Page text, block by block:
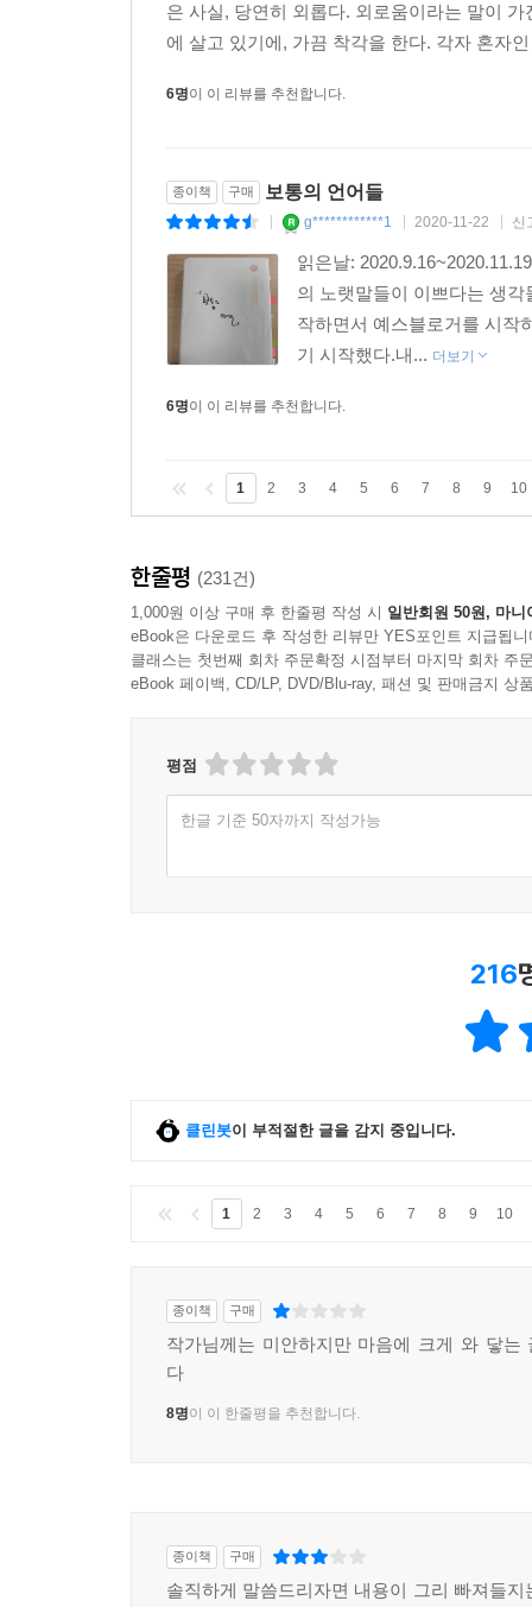
은 사실, 당연히 외롭다. 외로움이라는 말이
에 살고 있기에, 가끔 착각을 한다. 각자 혼자
6명이 이 리뷰를 추천합니다.
종이책 구매 보통의 언어들
g************1 2020-11-22 신
읽은날:
의 노랫말들이 이쁘다는 생
작하면서 예스블로거를 시작
기 시작했다.내... 더보기
6명이 이 리뷰를 추천합니다.
1 2 3 4 5 6 7 8 9 10
한줄평 (231건)
1,000원 이상 구매 후 한줄평 작성 시 일반회원 50원, 마니
eBook은 다운로드 후 작성한 리뷰만 YES포인트 지급됩니
클래스는 첫번째 회차 주문확정 시점부터 마지막 회차 주
eBook 페이백, CD/LP, DVD/Blu-ray, 패션 및 판매금지 상
평점
한글 기준 50자까지 작성가능
216
클린봇이 부적절한 글을 감지 중입니다.
1 2 3 4 5 6 7 8 9 10
종이책 구매
작가님께는 미안하지만 마음에 크게 와 닿는
다
8명이 이 한줄평을 추천합니다.
종이책 구매
솔직하게 말씀드리자면 내용이 그리 빠져들지